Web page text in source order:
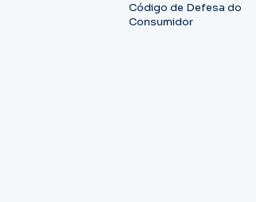
Código de Defesa do
Consumidor